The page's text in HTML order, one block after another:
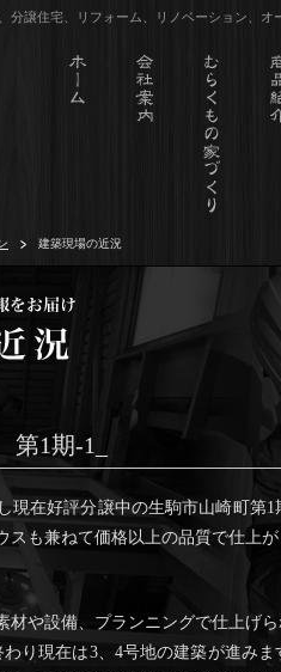
分譲住宅、リフォーム、リノベーション、
建築現場の近況
1期-1_
現在好評分譲中の生駒市山崎町第
スも兼ねて価格以上の品質で仕上
や設備、プランニングで仕上げ
り現在は3、4号地の建築が進み